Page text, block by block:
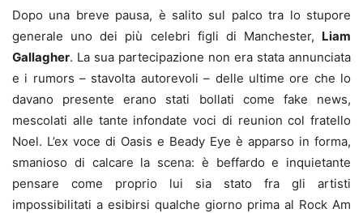
Dopo una breve pausa, è salito sul palco tra lo stupore
generale uno dei più celebri figli di Manchester, Liam
Gallagher. La sua partecipazione non era stata annunciata
e i rumors – stavolta autorevoli – delle ultime ore che lo
davano presente erano stati bollati come fake news,
mescolati alle tante infondate voci di reunion col fratello
Noel. L’ex voce di Oasis e Beady Eye è apparso in forma,
smanioso di calcare la scena: è beffardo e inquietante
pensare come proprio lui sia stato fra gli artisti
impossibilitati a esibirsi qualche giorno prima al Rock Am